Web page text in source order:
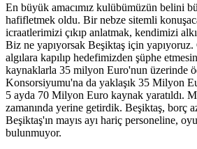
En büyük amacımız kulübümüzün belini
hafifletmek oldu. Bir nebze sitemli
icraatlerimizi çıkıp anlatmak, kendimizi
Biz ne yapıyorsak Beşiktaş için yapıyoruz.
algılara kapılıp hedefimizden şüphe
kaynaklarla 35 milyon Euro'nun üzerinde
Konsorsiyumu'na da yaklaşık 35 Milyon
5 ayda 70 Milyon Euro kaynak yaratıldı.
zamanında yerine getirdik. Beşiktaş, borç
Beşiktaş'ın mayıs ayı hariç personeline,
bulunmuyor.